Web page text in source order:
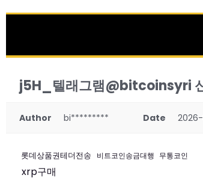
j5H_텔래그램@bitcoinsyri
Author bi********* Date
롯데상품권테더전송 비트코인송금대행 무통코인
xrp구매